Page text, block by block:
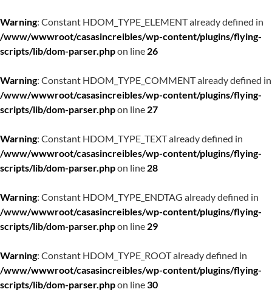
Warning: Constant HDOM_TYPE_ELEMENT already defined in
/www/wwwroot/casasincreibles/wp-content/plugins/flying-
scripts/lib/dom-parser.phpon line 26
Warning: Constant HDOM_TYPE_COMMENT already defined in
/www/wwwroot/casasincreibles/wp-content/plugins/flying-
scripts/lib/dom-parser.phpon line 27
Warning: Constant HDOM_TYPE_TEXT already defined in
/www/wwwroot/casasincreibles/wp-content/plugins/flying-
scripts/lib/dom-parser.phpon line 28
Warning: Constant HDOM_TYPE_ENDTAG already defined in
/www/wwwroot/casasincreibles/wp-content/plugins/flying-
scripts/lib/dom-parser.phpon line 29
Warning: Constant HDOM_TYPE_ROOT already defined in
/www/wwwroot/casasincreibles/wp-content/plugins/flying-
scripts/lib/dom-parser.phpon line30